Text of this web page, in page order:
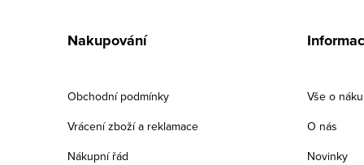
Nakupování
Obchodní podmínky
Vrácení zboží a reklamace
Nákupní řád
Vše o
O nás
Novinky